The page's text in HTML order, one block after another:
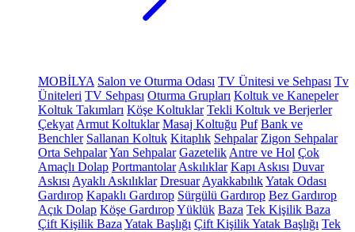
MOBİLYA Salon ve Oturma Odası TV Ünitesi ve Sehpası Tv
Üniteleri TV Sehpası Oturma Grupları Koltuk ve Kanepeler
Koltuk Takımları Köşe Koltuklar Tekli Koltuk ve Berjerler
Çekyat Armut Koltuklar Masaj Koltuğu Puf Bank ve
Benchler Sallanan Koltuk Kitaplık Sehpalar Zigon Sehpalar
Orta SehpalarYan Sehpalar Gazetelik Antre ve Hol Çok
Amaçlı Dolap Portmantolar Askılıklar Kapı Askısı Duvar
Askısı Ayaklı Askılıklar Dresuar AyakkabılıkYatak Odası
Gardırop Kapaklı Gardırop Sürgülü Gardırop Bez Gardırop
Açık Dolap Köşe GardıropYüklük Baza Tek Kişilik Baza
Çift Kişilik Baza Yatak Başlığı Çift Kişilik Yatak Başlığı Tek